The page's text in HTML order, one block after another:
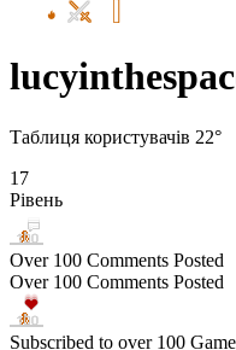
Таблиця користувачів 22°
17
Рівень
Over 100 Comments Posted
Over 100 Comments Posted
Subscribed to over 100